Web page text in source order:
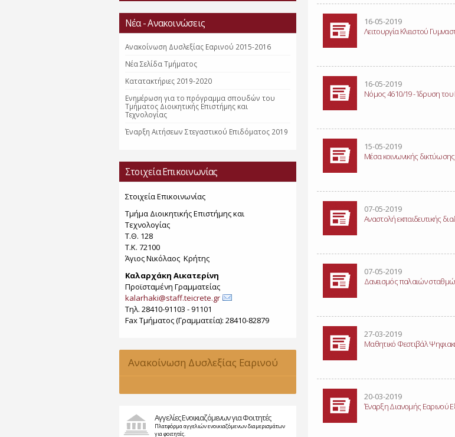
Νέα - Ανακοινώσεις
Ανακοίνωση Δυσλεξίας Εαρινού 2015-2016
Nέα Σελίδα Τμήματος
Κατατακτήριες 2019-2020
Ενημέρωση για το πρόγραμμα σπουδών του
Τμήματος Διοικητικής Επιστήμης και
Τεχνολογίας
Έναρξη Αιτήσεων Στεγαστικού Επιδόματος 2019
Στοιχεία Επικοινωνίας
Στοιχεία Επικοινωνίας
Τμήμα Διοικητικής Επιστήμης και
Τεχνολογίας
Τ.Θ. 128
Τ.Κ. 72100
Άγιος Νικόλαος Κρήτης
Καλαρχάκη Αικατερίνη
Προϊσταμένη Γραμματείας
kalarhaki@staff.teicrete.gr
Τηλ. 28410-91103 - 91101
Fax Τµήµατος (Γραµµατεία): 28410-82879
Ανακοίνωση Δυσλεξίας Εαρινού
Αγγελίες Ενοικιαζόμενων για Φοιτητές
Πλατφόρμα αγγελιών ενοικιαζόμενων διαμερισμάτων
για φοιτητές.
16-05-2019
Λειτουργία Κλειστού
16-05-2019
Νόμος 4610/19 - Ίδρυση του
15-05-2019
Μέσα κοινωνικής
07-05-2019
Αναστολή εκπαιδευτικής
07-05-2019
Δανεισμός παλαιών
27-03-2019
Μαθητικό Φεστιβάλ
20-03-2019
Έναρξη Διανομής Εαρινού